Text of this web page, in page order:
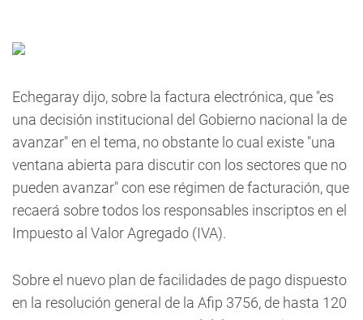
Echegaray dijo, sobre la factura electrónica, que "es
una decisión institucional del Gobierno nacional la de
avanzar" en el tema, no obstante lo cual existe "una
ventana abierta para discutir con los sectores que no
pueden avanzar" con ese régimen de facturación, que
recaerá sobre todos los responsables inscriptos en el
Impuesto al Valor Agregado (IVA).
Sobre el nuevo plan de facilidades de pago dispuesto
en la resolución general de la Afip 3756, de hasta 120